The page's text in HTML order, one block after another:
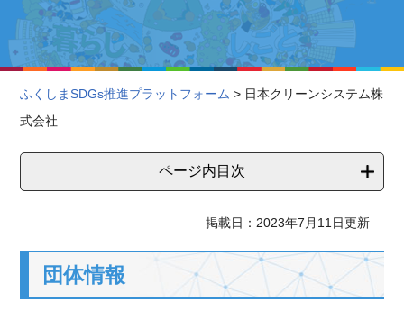
ふくしまSDGs推進プラットフォーム > 日本クリーンシステム株
式会社
ページ内目次
掲載日：2023年7月11日更新
団体情報